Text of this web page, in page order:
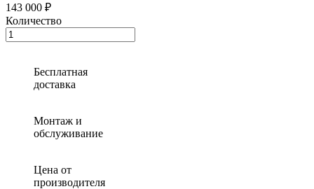
143 000 ₽
Количество
Количество
товара
«Агроном-1»
Бесплатная
доставка
Монтаж и
обслуживание
Цена от
производителя